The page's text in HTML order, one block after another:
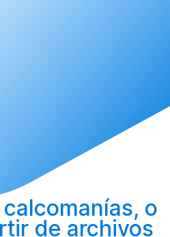
calcomanías, o
de archivos